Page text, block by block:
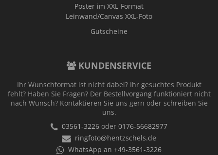
Poster im XXL-Format
Leinwand/Canvas XXL-Foto
Gutscheine
KUNDENSERVICE
Ihr Wunschformat ist nicht dabei? Ihr gesuchtes Produkt
fehlt? Haben Sie Fragen? Der Bestellvorgang funktioniert nicht
nach Wunsch? Kontaktieren Sie uns gern oder schreiben Sie
uns.
03561-3226 oder 0176-56682977
ringfoto@hentzschels.de
WhatsApp an +49-3561-3226